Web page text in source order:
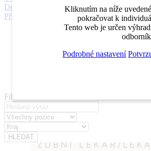
DentalJobs.cz
menu search
Přihlásit
Pro inzerenty
Filtrovat
Kliknutím na níže
pokračovat k
Tento web je určen
Podrobné nastavení